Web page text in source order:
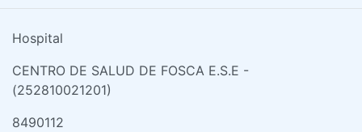
Hospital
CENTRO DE SALUD DE FOSCA E.S.E -
(252810021201)
8490112